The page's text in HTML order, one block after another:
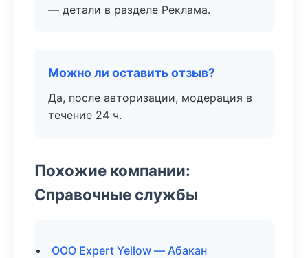
— детали в разделе Реклама.
Можно ли оставить отзыв?
Да, после авторизации, модерация в
течение 24 ч.
Похожие компании:
Справочные службы
ООО Expert Yellow — Абакан